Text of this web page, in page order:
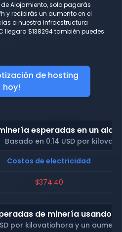
de Alojamiento, solo pagarás
y recibirás un aumento en el
a nuestra infraestructura
llegara $138294 también puedes
de hosting
hoy!
esperadas en un
Basado en 0.14 USD por
Costos de electricidad
$374.40
de minería usando
por kilovatiohora y un